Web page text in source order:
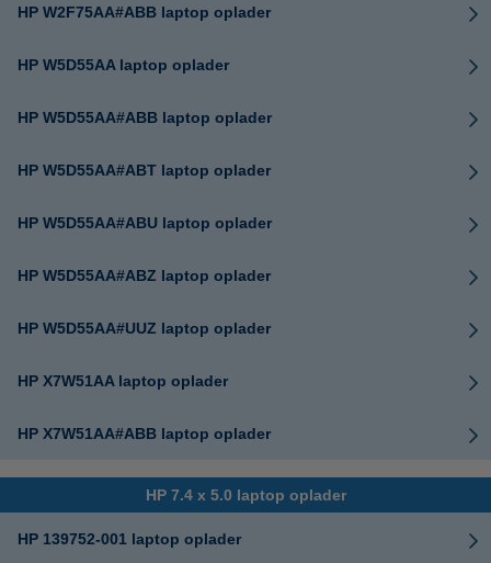
HP W2F75AA#ABB laptop oplader
HP W5D55AA laptop oplader
HP W5D55AA#ABB laptop oplader
HP W5D55AA#ABT laptop oplader
HP W5D55AA#ABU laptop oplader
HP W5D55AA#ABZ laptop oplader
HP W5D55AA#UUZ laptop oplader
HP X7W51AA laptop oplader
HP X7W51AA#ABB laptop oplader
HP 7.4 x 5.0 laptop oplader
HP 139752-001 laptop oplader